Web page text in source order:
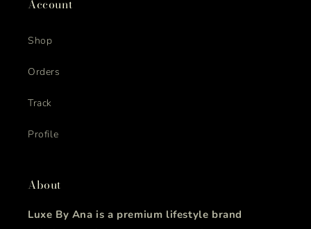
Account
Shop
Orders
Track
Profile
About
Luxe By Ana is a premium lifestyle brand